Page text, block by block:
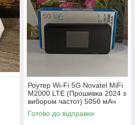
Роутер Wi-Fi 5G Novatel MiFi
M2000 LTE (Прошивка 2024 з
вибором частот) 5050 мАч
(KyivStar, LifeCell, Vodafone)
Готово до відправки